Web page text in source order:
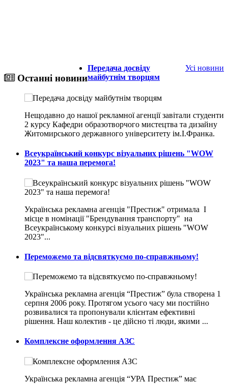
Останні новини
Усі новини
Передача досвіду
майбутнім творцям
Нещодавно до нашої рекламної агенції завітали студенти
2 курсу Кафедри образотворчого мистецтва та дизайну
Житомирського державного університету ім.І.Франка.
Всеукраїнський конкурс візуальних рішень "WOW
2023" та наша перемога!
Українська рекламна агенція "Престиж" отримала I
місце в номінації "Брендування транспорту" на
Всеукраїнському конкурсі візуальних рішень "WOW
2023"...
Переможемо та відсвяткуємо по-справжньому!
Українська рекламна агенція “Престиж” була створена 1
серпня 2006 року. Протягом усього часу ми постійно
розвивалися та пропонували клієнтам ефективні
рішення. Наш колектив - це дійсно ті люди, якими ...
Комплексне оформлення АЗС
Українська рекламна агенція “УРА Престиж” має